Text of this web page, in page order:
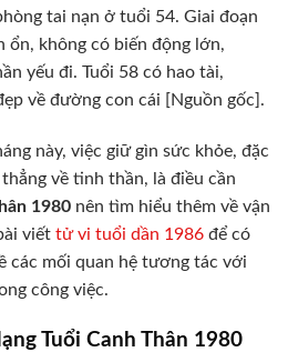
tai nạn ở tuổi 54. Giai đoạn
không có biến động lớn,
yếu đi. Tuổi 58 có hao tài,
về đường con cái [Nguồn gốc].
này, việc giữ gìn sức khỏe, đặc
về tinh thần, là điều cần
1980 nên tìm hiểu thêm về vận
viết tử vi tuổi dần 1986 để có
các mối quan hệ tương tác với
công việc.
Tuổi Canh Thân 1980